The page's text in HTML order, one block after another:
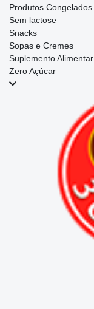
Produtos Congelados
Sem lactose
Snacks
Sopas e Cremes
Suplemento Alimentar
Zero Açúcar